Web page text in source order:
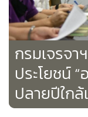
รีส์ : ครบเครื่อง เรื่อ
การค้าระหว่างประ
ความตกลงอาร์เซ็
ในโลก ประกอบด้ว
6 ประเทศ ได้แก่ จี
อินเดีย ซึ่งมีประชา
กรมเจรจา
ประโยชน์
ปลายปีใก